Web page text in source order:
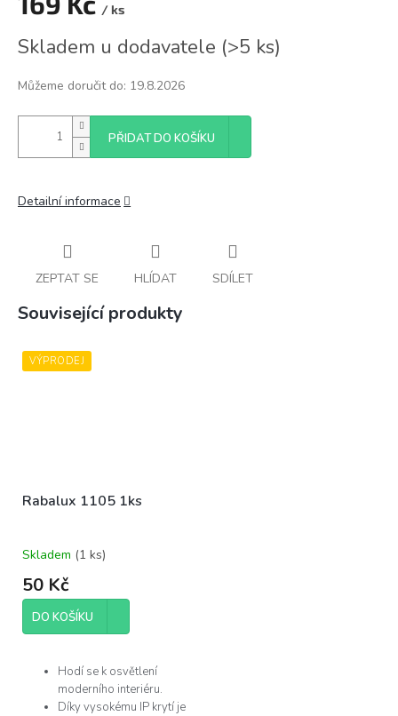
/ ks
cena:
Skladem u dodavatele (>5 ks)
Můžeme doručit do: 19.8.2026
PŘIDAT DO KOŠÍKU
Detailní informace
ZEPTAT SE HLÍDAT SDÍLET
Související produkty
VÝPRODEJ
Rabalux 1105 1ks
Skladem (1 ks)
50 Kč
DO KOŠÍKU
Hodí se k osvětlení
moderního interiéru.
Díky vysokému IP krytí je